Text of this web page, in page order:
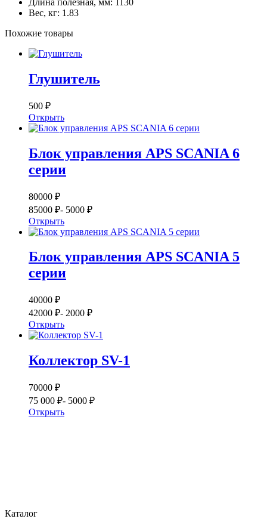
Вес, кг: 1.83
Похожие товары
Глушитель
500 ₽
Открыть
Блок управления APS SCANIA 6
серии
80000 ₽
85000 ₽- 5000 ₽
Открыть
Блок управления APS SCANIA 5
серии
40000 ₽
42000 ₽- 2000 ₽
Открыть
Коллектор SV-1
70000 ₽
75 000 ₽- 5000 ₽
Открыть
Каталог